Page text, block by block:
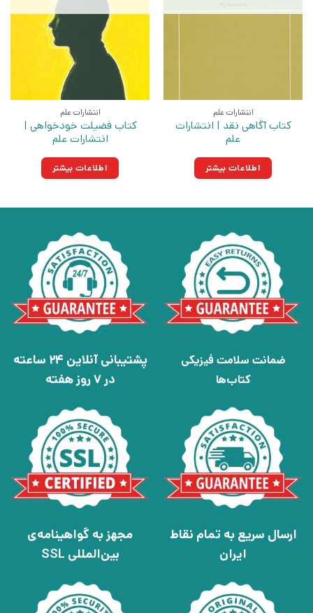
انتشارات علم
کتاب آگاهی نقد | انتشارات
علم
اطلاعات بیشتر
انتشارات علم
کتاب فضیلت خودخواهی |
انتشارات علم
اطلاعات بیشتر
ضمانت سلامت فیزیکی
کتاب‌ها
پشتیبانی آنلاین 24 ساعته
در 7 روز هفته
ارسال سریع به تمام نقاط
ایران
مجهز به گواهینامه‌ی
بین‌المللی SSL